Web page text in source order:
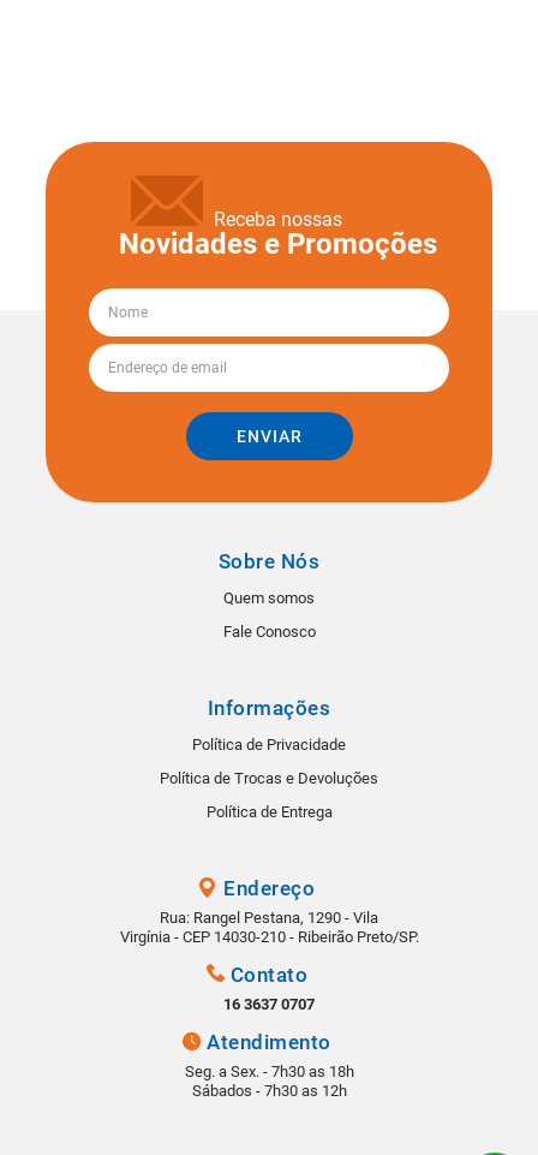
Receba nossas
Novidades e Promoções
ENVIAR
Sobre Nós
Quem somos
Fale Conosco
Informações
Política de Privacidade
Política de Trocas e Devoluções
Política de Entrega
Endereço
Rua: Rangel Pestana, 1290 - Vila
Virgínia - CEP 14030-210 - Ribeirão Preto/SP.
Contato
16 3637 0707
Atendimento
Seg. a Sex. - 7h30 as 18h
Sábados - 7h30 as 12h